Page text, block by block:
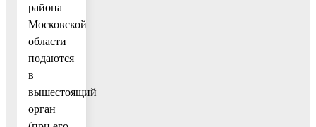
района
Московской
области
подаются
в
вышестоящий
орган